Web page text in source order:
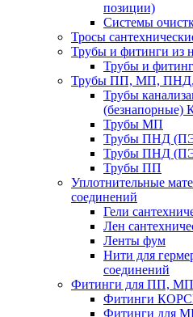
позиции)
Системы
Тросы
Трубы и фитинги из
Трубы и
Трубы ПП, МП,
Трубы
Трубы МП
Трубы ПНД
Трубы ПНД
Трубы ПП
Уплотнительные
соединений
Гели
Лен
Ленты фум
Нити для
соединений
Фитинги для ПП,
Фитинги
Фитинги для